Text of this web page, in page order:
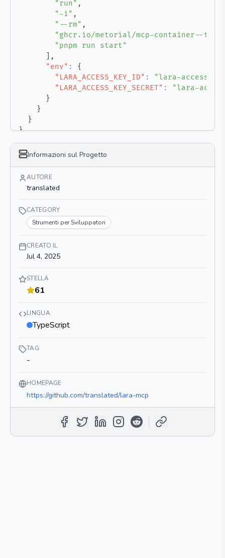
"run" ,
"-i" ,
"--rm" ,
"ghcr.io/metorial/mcp-container--
"pnpm run start"
,
"env" :
{
"LARA_ACCESS_KEY_ID" :
"lara-access-
"LARA_ACCESS_KEY_SECRET" :
"lara-
}
}
}
}
Informazioni sul Progetto
AUTORE
translated
CATEGORY
Strumenti per Sviluppatori
CREATO IL
Jul 4, 2025
STELLA
61
LINGUA
TypeScript
TAG
-
HOMEPAGE
https://github.com/translated/lara-mcp